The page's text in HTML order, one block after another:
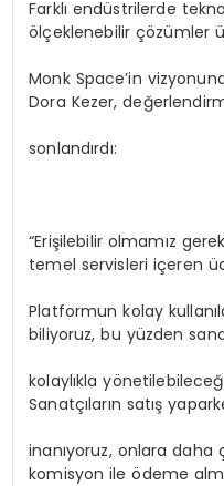
Farklı endüstrilerde
ölçeklenebilir çözümler
Monk Space’in
Dora Kezer,
sonlandırdı:
“Erişilebilir olmamız
temel servisleri içeren
Platformun kolay
biliyoruz, bu yüzden
kolaylıkla
Sanatçıların satış
inanıyoruz, onlara daha
komisyon ile ödeme